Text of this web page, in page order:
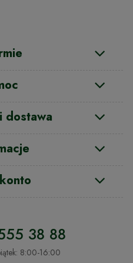
dostawa
38 88
8:00-16:00